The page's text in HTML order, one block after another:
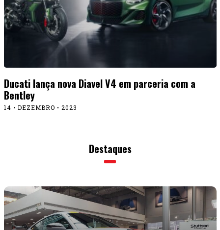
Ducati lança nova Diavel V4 em parceria com a
Bentley
14 • DEZEMBRO • 2023
Destaques